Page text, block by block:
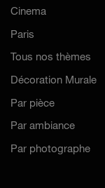
Paris
Tous nos thèmes
Décoration Murale
Par pièce
Par ambiance
Par photographe